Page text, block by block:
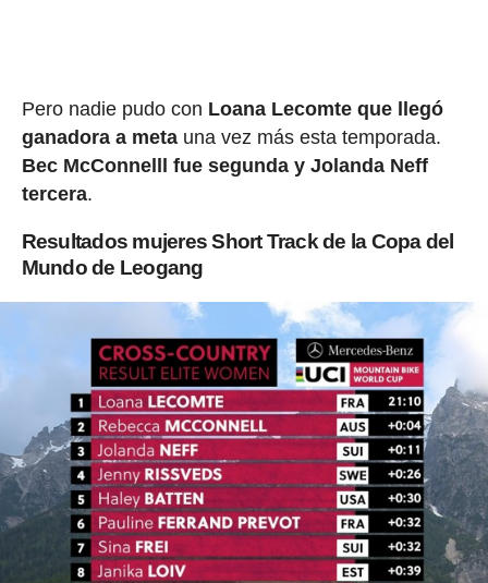
Pero nadie pudo con Loana Lecomte que llegó
ganadora a metauna vez más esta temporada.
Bec McConnelll fue segunda y Jolanda Neff
tercera.
Resultados mujeres Short Track de la Copa del
Mundo de Leogang